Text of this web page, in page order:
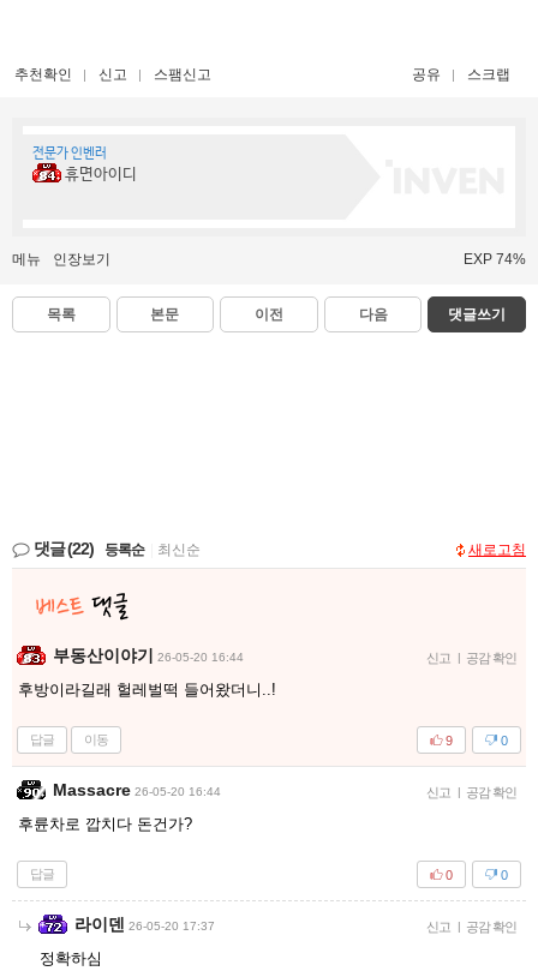
추천확인 신고 스팸신고 공유 스크랩
전문가 인벤러
휴면아이디
메뉴 인장보기 EXP 74%
목록 본문 이전 다음 댓글쓰기
댓글(22) 등록순 최신순 새로고침
부동산이야기 26-05-20 16:44 신고 | 공감 확인
후방이라길래 헐레벌떡 들어왔더니..!
답글 이동 0
9
Massacre 26-05-20 16:44 신고 | 공감 확인
후륜차로 깝치다 돈건가?
답글 0
0
라이덴 26-05-20 17:37 신고 | 공감 확인
정확하심